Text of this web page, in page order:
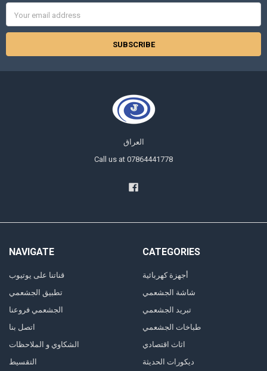
Address
العراق
Call us at 07864441778
NAVIGATE
قناتنا على يوتيوب
تطبيق الجشعمي
الجشعمي فروعنا
اتصل بنا
الشكاوي و الملاحظات
التقسيط
CATEGORIES
أجهزة كهربائية
شاشة الجشعمي
تبريد الجشعمي
طباخات الجشعمي
اثاث اقتصادي
ديكورات الحديثة